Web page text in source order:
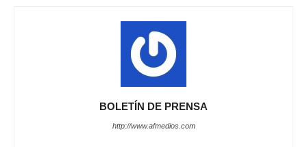
BOLETÍN DE PRENSA
http://www.afmedios.com